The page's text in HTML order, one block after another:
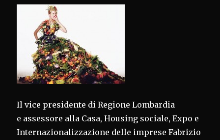
Il vice presidente di Regione Lombardia
e assessore alla Casa, Housing sociale, Expo e
Internazionalizzazione delle imprese Fabrizio